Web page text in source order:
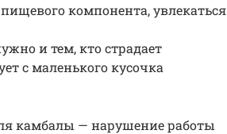
компонента, увлекаться
и тем, кто страдает
с маленького кусочка
камбалы — нарушение работы